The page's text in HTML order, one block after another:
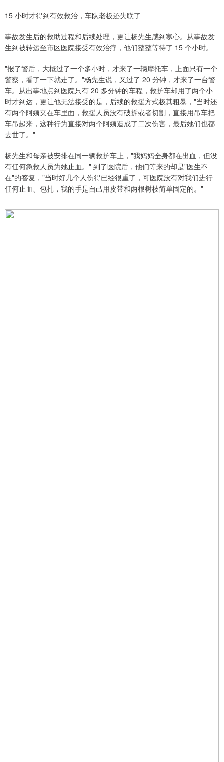
15 小时才得到有效救治，车队老板还失联了
事故发生后的救助过程和后续处理，更让杨先生感到寒心。从事故发
生到被转运至市区医院接受有效治疗，他们整整等待了 15 个小时。
"报了警后，大概过了一个多小时，才来了一辆摩托车，上面只有一个
警察，看了一下就走了。"杨先生说，又过了 20 分钟，才来了一台警
车。从出事地点到医院只有 20 多分钟的车程，救护车却用了两个小
时才到达，更让他无法接受的是，后续的救援方式极其粗暴，"当时还
有两个阿姨夹在车里面，救援人员没有破拆或者切割，直接用吊车把
车吊起来，这种行为直接对两个阿姨造成了二次伤害，最后她们也都
去世了。"
杨先生和母亲被安排在同一辆救护车上，"我妈妈全身都在出血，但没
有任何急救人员为她止血。" 到了医院后，他们等来的却是"医生不
在"的答复，"当时好几个人伤得已经很重了，可医院没有对我们进行
任何止血、包扎，我的手是自己用皮带和两根树枝简单固定的。"